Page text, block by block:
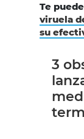
Te
viruela
su
3